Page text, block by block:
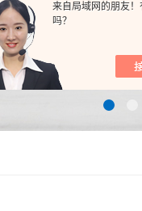
来自局域网的朋友
吗？